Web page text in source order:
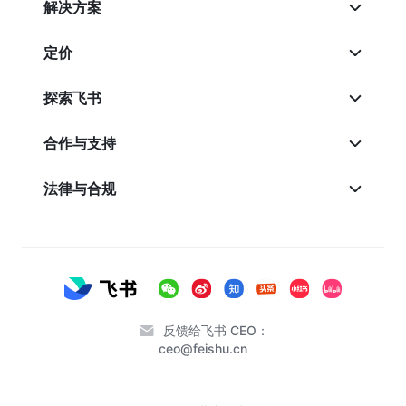
解决方案
定价
探索飞书
合作与支持
法律与合规
反馈给飞书 CEO：
ceo@feishu.cn